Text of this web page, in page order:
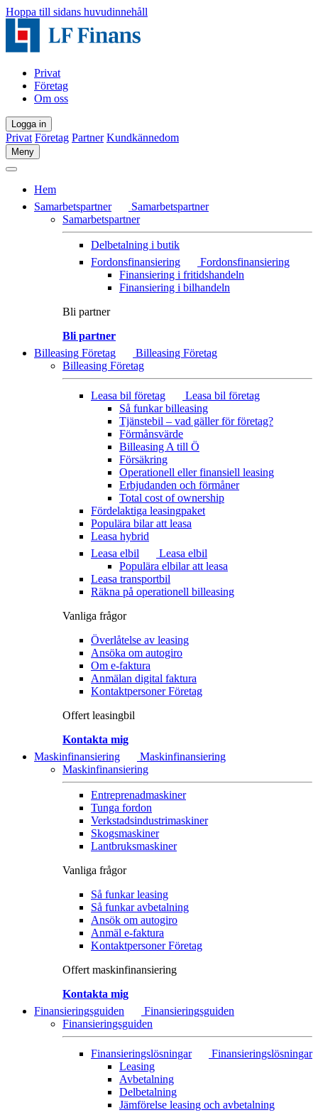
Hoppa till sidans huvudinnehåll
Privat
Företag
Om oss
Logga in
Privat Företag Partner Kundkännedom
Meny
Hem
Samarbetspartner
Samarbetspartner
Samarbetspartner
Delbetalning i butik
Fordonsfinansiering
Fordonsfinansiering
Finansiering i fritidshandeln
Finansiering i bilhandeln
Bli partner
Bli partner
Billeasing Företag
Billeasing Företag
Billeasing Företag
Leasa bil företag
Leasa bil företag
Så funkar billeasing
Tjänstebil – vad gäller för företag?
Förmånsvärde
Billeasing A till Ö
Försäkring
Operationell eller finansiell leasing
Erbjudanden och förmåner
Total cost of ownership
Fördelaktiga leasingpaket
Populära bilar att leasa
Leasa hybrid
Leasa elbil
Leasa elbil
Populära elbilar att leasa
Leasa transportbil
Räkna på operationell billeasing
Vanliga frågor
Överlåtelse av leasing
Ansöka om autogiro
Om e-faktura
Anmälan digital faktura
Kontaktpersoner Företag
Offert leasingbil
Kontakta mig
Maskinfinansiering
Maskinfinansiering
Maskinfinansiering
Entreprenadmaskiner
Tunga fordon
Verkstadsindustrimaskiner
Skogsmaskiner
Lantbruksmaskiner
Vanliga frågor
Så funkar leasing
Så funkar avbetalning
Ansök om autogiro
Anmäl e-faktura
Kontaktpersoner Företag
Offert maskinfinansiering
Kontakta mig
Finansieringsguiden
Finansieringsguiden
Finansieringsguiden
Finansieringslösningar
Finansieringslösningar
Leasing
Avbetalning
Delbetalning
Jämförelse leasing och avbetalning